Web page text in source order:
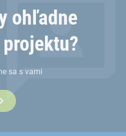
ohľadne
sa s vami